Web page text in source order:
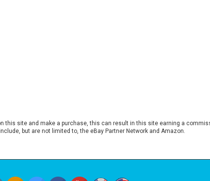
this site and make a purchase, this can result in this site earning a
but are not limited to, the eBay Partner Network and Amazon.